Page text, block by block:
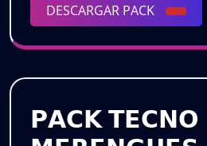
DESCARGAR PACK
𝗣𝗔𝗖𝗞 𝗧𝗘𝗖𝗡𝗢